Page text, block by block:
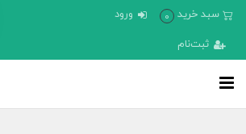
سبد خرید 0 ورود
ثبت‌نام